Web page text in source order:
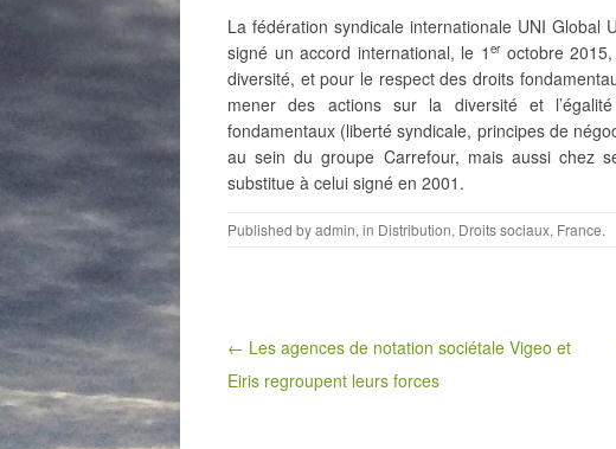
La fédération syndicale internationale UNI
signé un accord international, le 1er octobre
diversité, et pour le respect des droits
mener des actions sur la diversité et
fondamentaux (liberté syndicale, principes de
au sein du groupe Carrefour, mais aussi chez
substitue à celui signé en 2001.
Published byadmin, in Distribution, Droits sociaux, France.
Post navigation
← Les agences de notation sociétale Vigeo et
Eiris regroupent leurs forces